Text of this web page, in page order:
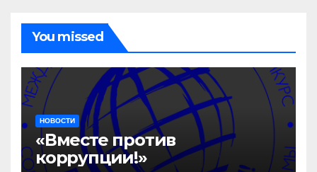
You missed
НОВОСТИ
«Вместе против
коррупции!»